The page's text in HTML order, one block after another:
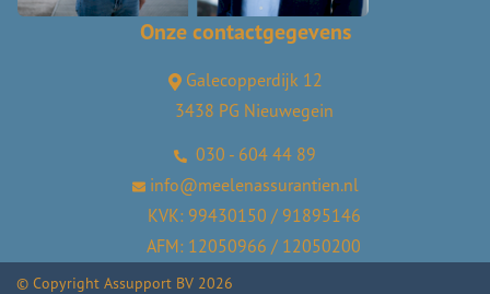
Onze contactgegevens
Galecopperdijk 12
3438 PG Nieuwegein
030 - 604 44 89
info@meelenassurantien.nl
KVK: 99430150 / 91895146
AFM: 12050966 / 12050200
© Copyright Assupport BV 2026